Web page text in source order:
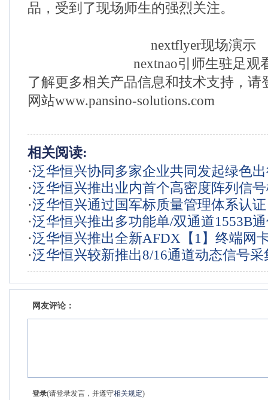
品，受到了现场师生的强烈关注。
nextflyer现场演示
nextnao引师生驻足观
了解更多相关产品信息和技术支持，请
网站www.pansino-solutions.com
相关阅读:
·泛华恒兴协同多家企业共同发起绿色
·泛华恒兴推出业内首个高密度阵列信
·泛华恒兴通过国军标质量管理体系认证
·泛华恒兴推出多功能单/双通道1553B
·泛华恒兴推出全新AFDX【1】终端网
·泛华恒兴较新推出8/16通道动态信号采
网友评论：
登录(请登录发言，并遵守相关规定)